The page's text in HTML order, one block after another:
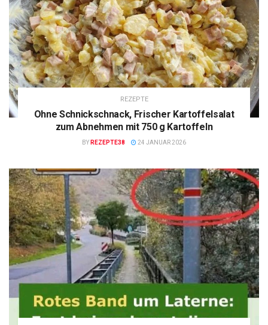
REZEPTE
Ohne Schnickschnack, Frischer Kartoffelsalat
zum Abnehmen mit 750 g Kartoffeln
BY REZEPTE38 24 JANUAR 2026